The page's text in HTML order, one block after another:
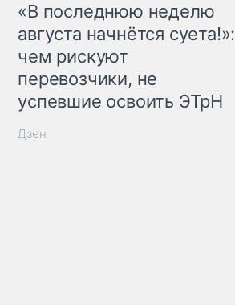
«В последнюю неделю
августа начнётся суета!»:
чем рискуют
перевозчики, не
успевшие освоить ЭТрН
Дзен